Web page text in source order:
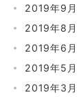
2019年9月
2019年8月
2019年6月
2019年5月
2019年3月